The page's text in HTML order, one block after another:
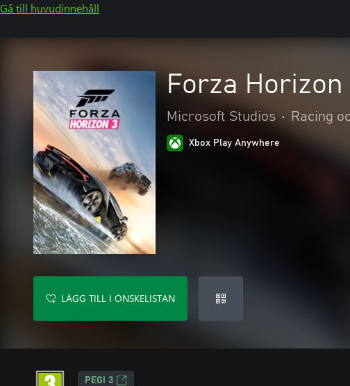
Gå till huvudinnehåll
Forza
Microsoft Studios • Racing
Xbox Play Anywhere
LÄGG TILL I ÖNSKELISTAN
PEGI 3